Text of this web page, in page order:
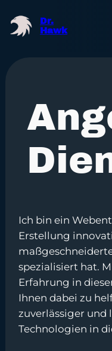
Dr.
Hawk
Ich bin ein
Erstellung
spezialisiert hat.
Erfahrung in
Ihnen dabei zu
zuverlässiger und
Technologien in